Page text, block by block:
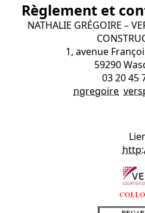
Règlement et
NATHALIE GRÉGOIRE –
1, avenue
59290
03 20 45
ngregoire